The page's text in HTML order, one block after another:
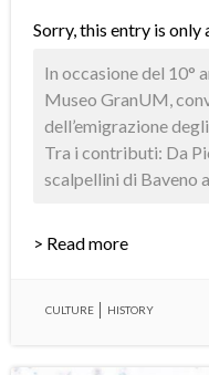
Sorry, this entry is only
In occasione del 10°
Museo GranUM,
dell’emigrazione
Tra i contributi: Da
scalpellini di Baveno
> Read more
CULTURE HISTORY